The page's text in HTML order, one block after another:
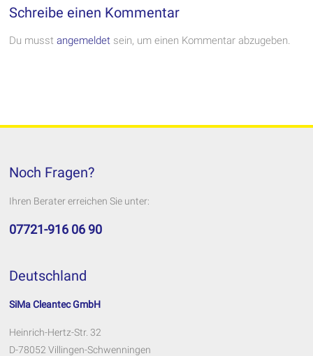
Schreibe einen Kommentar
Du musstangemeldet sein, um einen Kommentar abzugeben.
Noch Fragen?
Ihren Berater erreichen Sie unter:
07721-916 06 90
Deutschland
SiMa Cleantec GmbH
Heinrich-Hertz-Str. 32
D-78052 Villingen-Schwenningen